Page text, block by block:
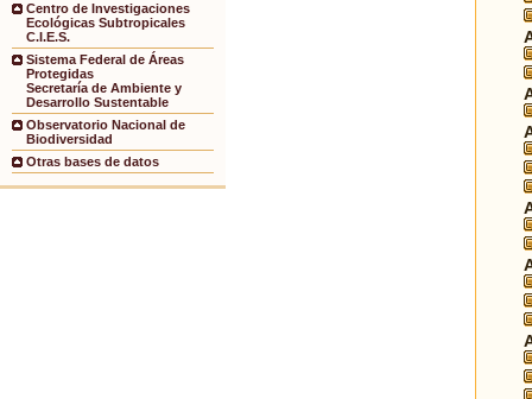
Centro de Investigaciones
Ecológicas Subtropicales
C.I.E.S.
Sistema Federal de Áreas
Protegidas
Secretaría de Ambiente y
Desarrollo Sustentable
Observatorio Nacional de
Biodiversidad
Otras bases de datos